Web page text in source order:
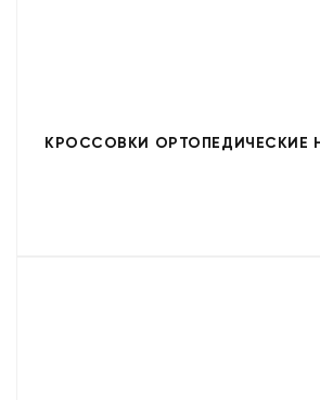
КРОССОВКИ ОРТОПЕДИЧЕСКИЕ